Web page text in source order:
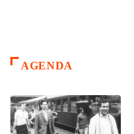
AGENDA